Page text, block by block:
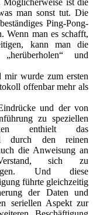
man sonst tut. Die
Ping-Pong-
Wenn man es schafft,
kann man die
und
mir wurde zum ersten
offenbar mehr als
und der von
zu speziellen
enthielt das
durch den reinen
die Anweisung an
sich zu
Und diese
führte gleichzeitig
der Daten und
seriellen Aspekt zur